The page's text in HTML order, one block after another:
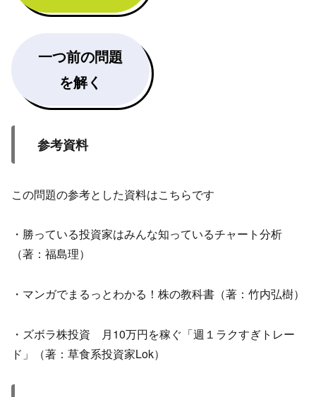
一つ前の問題
を解く
参考資料
この問題の参考とした資料はこちらです
・勝っている投資家はみんな知っているチャート分析
（著：福島理）
・マンガでまるっとわかる！株の教科書（著：竹内弘樹）
・ズボラ株投資 月10万円を稼ぐ「週１ラクすぎトレー
ド」（著：草食系投資家Lok）